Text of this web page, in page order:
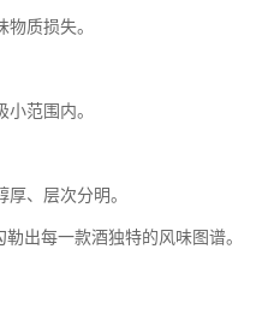
质损失。
范围内。
、层次分明。
出每一款酒独特的风味图谱。